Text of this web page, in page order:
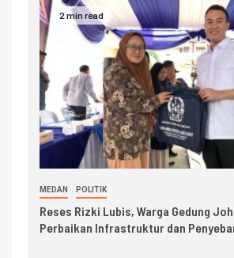
2 min read
MEDAN POLITIK
Reses Rizki Lubis, Warga Gedung
Perbaikan Infrastruktur dan